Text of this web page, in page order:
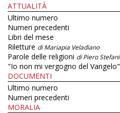
ATTUALITÀ
Ultimo numero
Numeri precedenti
Libri del mese
Riletture di Mariapia Veladiano
Parole delle religioni di Piero Stefani
"Io non mi vergogno del Vangelo"
DOCUMENTI
Ultimo numero
Numeri precedenti
MORALIA